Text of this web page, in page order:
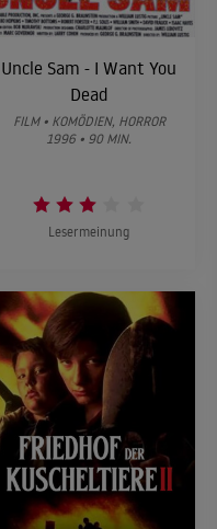
Uncle Sam - I Want You
Dead
FILM • KOMÖDIEN, HORROR
1996 • 90 MIN.
Lesermeinung